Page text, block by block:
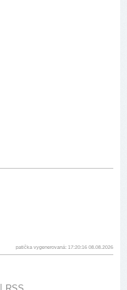
patička vygenerovaná: 17:20:16 08.08.2026